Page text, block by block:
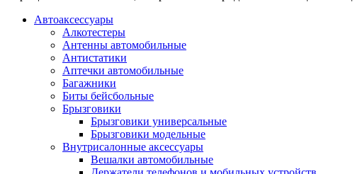
Автоаксессуары
Алкотестеры
Антенны автомобильные
Антистатики
Аптечки автомобильные
Багажники
Биты бейсбольные
Брызговики
Брызговики универсальные
Брызговики модельные
Внутрисалонные аксессуары
Вешалки автомобильные